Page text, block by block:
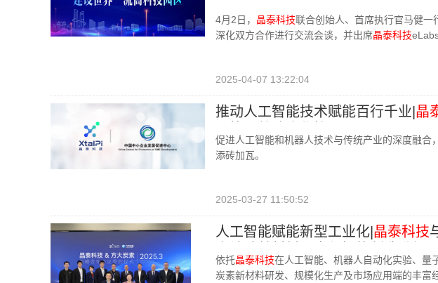
4月2日， 晶泰科技联合创始人、首席执行官马健一
深化双方合作进行交流会谈，并出席晶泰科技
2025-04-07 13:22:04
推动人工智能技术赋能百行千业| 晶
促进人工智能和机器人技术与传统产业的深度融合
添砖加瓦。
2025-03-27 11:50:52
人工智能赋能新型工业化| 晶泰科技
依托晶泰科技在人工智能、机器人自动化实验、量
炭素新材料研发、规模化生产及市场应用端的丰富